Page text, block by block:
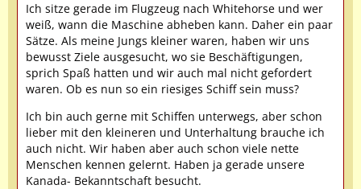
Ich sitze gerade im Flugzeug nach Whitehorse und wer
weiß, wann die Maschine abheben kann. Daher ein paar
Sätze. Als meine Jungs kleiner waren, haben wir uns
bewusst Ziele ausgesucht, wo sie Beschäftigungen,
sprich Spaß hatten und wir auch mal nicht gefordert
waren. Ob es nun so ein riesiges Schiff sein muss?
Ich bin auch gerne mit Schiffen unterwegs, aber schon
lieber mit den kleineren und Unterhaltung brauche ich
auch nicht. Wir haben aber auch schon viele nette
Menschen kennen gelernt. Haben ja gerade unsere
Kanada- Bekanntschaft besucht.